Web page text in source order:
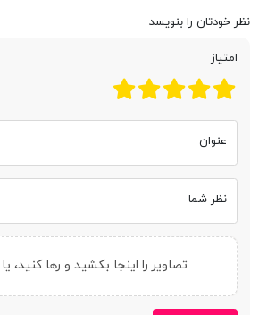
نظر خودتان را بنویسد
امتیاز
عنوان
نظر شما
تصاویر را اینجا بکشید و رها کنید، یا